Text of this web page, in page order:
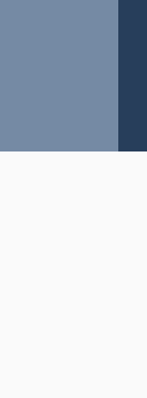
ugrik)
ugrik)
ugrik)